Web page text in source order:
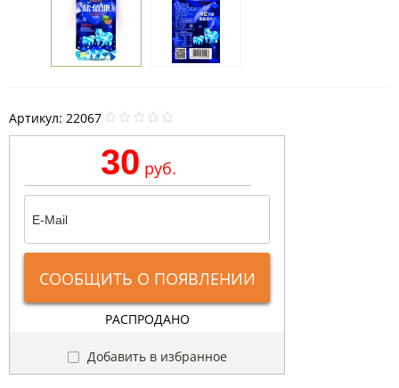
Артикул: 22067
30 руб.
СООБЩИТЬ О ПОЯВЛЕНИИ
РАСПРОДАНО
Добавить в избранное